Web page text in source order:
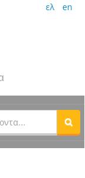
ελ en